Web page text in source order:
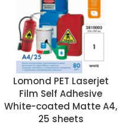
Lomond PET Laserjet
Film Self Adhesive
White-coated Matte A4,
25 sheets